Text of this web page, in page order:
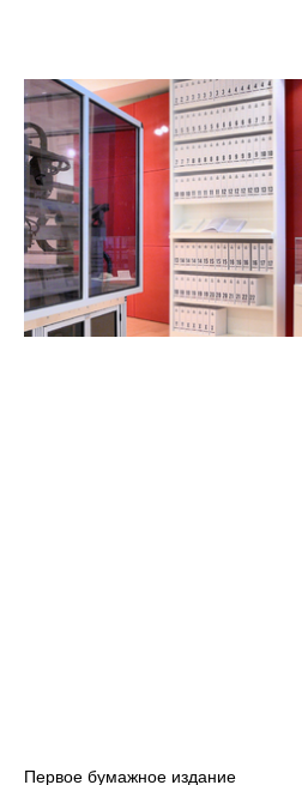
Первое бумажное издание